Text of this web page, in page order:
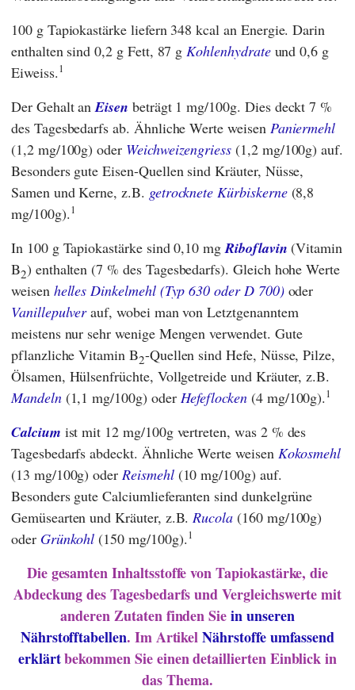
100 g Tapiokastärke liefern 348 kcal an Energie. Darin
enthalten sind 0,2 g Fett, 87 gKohlenhydrateund 0,6 g
Eiweiss.1
Der Gehalt anEisen beträgt 1 mg/100g. Dies deckt 7 %
des Tagesbedarfs ab. Ähnliche Werte weisen Paniermehl
(1,2 mg/100g) oder Weichweizengriess (1,2 mg/100g) auf.
Besonders gute Eisen-Quellen sind Kräuter, Nüsse,
Samen und Kerne, z.B. getrocknete Kürbiskerne(8,8
mg/100g).1
In 100 g Tapiokastärke sind 0,10 mgRiboflavin (Vitamin
B2) enthalten (7 % des Tagesbedarfs). Gleich hohe Werte
weisen helles Dinkelmehl (Typ 630 oder D 700)oder
Vanillepulverauf, wobei man von Letztgenanntem
meistens nur sehr wenige Mengen verwendet. Gute
pflanzliche Vitamin B2-Quellen sind Hefe, Nüsse, Pilze,
Ölsamen, Hülsenfrüchte, Vollgetreide und Kräuter, z.B.
Mandeln(1,1 mg/100g) oder Hefeflocken(4 mg/100g).1
Calcium ist mit 12 mg/100g vertreten, was 2 % des
Tagesbedarfs abdeckt. Ähnliche Werte weisen Kokosmehl
(13 mg/100g) oderReismehl(10 mg/100g) auf.
Besonders gute Calciumlieferanten sind dunkelgrüne
Gemüsearten und Kräuter, z.B.Rucola (160 mg/100g)
oder Grünkohl (150 mg/100g).1
Die gesamten Inhaltsstoffe von Tapiokastärke, die
Abdeckung des Tagesbedarfs und Vergleichswerte mit
anderen Zutaten finden Siein unseren
Nährstofftabellen. Im ArtikelNährstoffe umfassend
erklärtbekommen Sie einen detaillierten Einblick in
das Thema.